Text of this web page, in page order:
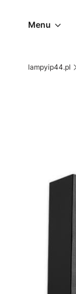
Menu
lampyip44.pl